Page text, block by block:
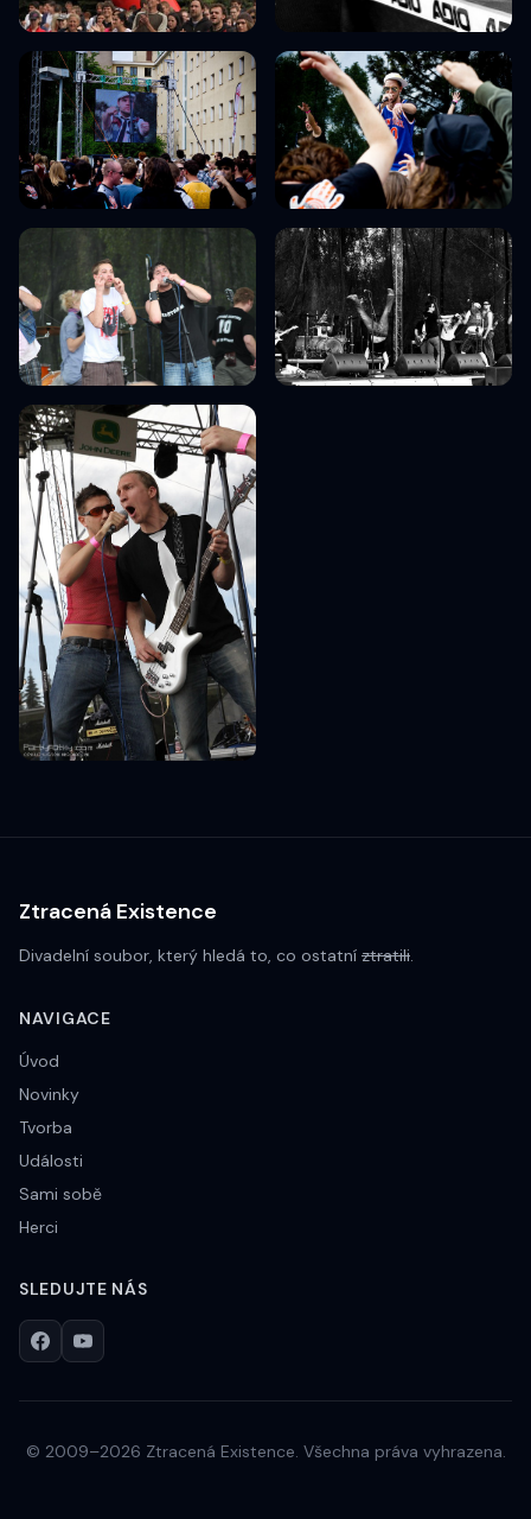
Ztracená Existence
Divadelní soubor, který hledá to, co ostatní ztratili.
NAVIGACE
Úvod
Novinky
Tvorba
Události
Sami sobě
Herci
SLEDUJTE NÁS
© 2009–2026 Ztracená Existence. Všechna práva vyhrazena.